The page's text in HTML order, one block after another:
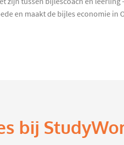
en maakt de bijles economie in
bij